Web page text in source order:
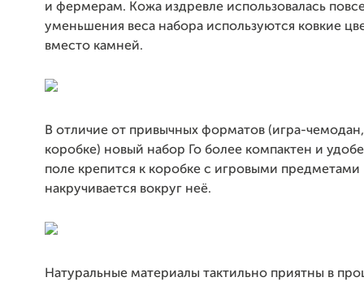
и фермерам. Кожа издревле использовалась
уменьшения веса набора используются ковкие
вместо камней.
В отличие от привычных форматов (игра-чемодан,
коробке) новый набор Го более компактен и
поле крепится к коробке с игровыми предметами
накручивается вокруг неё.
Натуральные материалы тактильно приятны в